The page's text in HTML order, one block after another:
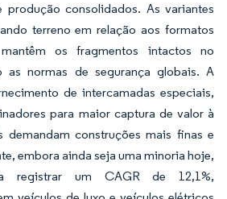
consolidados. As variantes
terreno em relação aos formatos
os fragmentos intactos no
as normas de segurança globais. A
de intercamadas especiais,
para maior captura de valor à
demandam construções mais finas e
embora ainda seja uma minoria hoje,
registrar um CAGR de 12,1%,